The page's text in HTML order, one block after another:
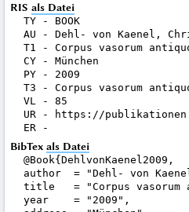
RIS als Datei
TY - BOOK
AU - Dehl- von Kaenel,
T1 - Corpus vasorum
CY - München
PY - 2009
T3 - Corpus vasorum
VL - 85
UR - https://
BibTex als Datei
@Book{DehlvonKaenel2009,
author  = "Dehl- von
title   = "Corpus vasorum
year    = "2009",